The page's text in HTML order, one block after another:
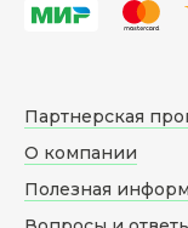
Партнерская
О компании
Полезная